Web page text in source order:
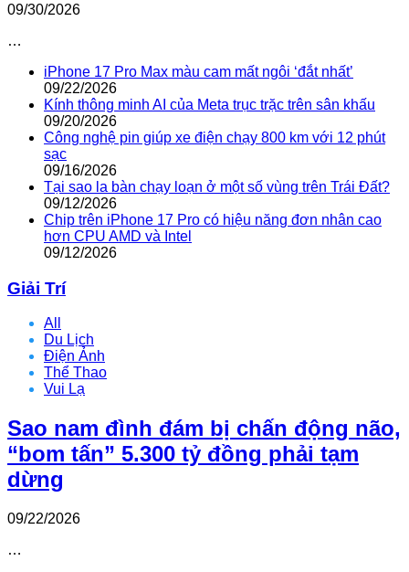
09/30/2026
…
iPhone 17 Pro Max màu cam mất ngôi ‘đắt nhất’
09/22/2026
Kính thông minh AI của Meta trục trặc trên sân khấu
09/20/2026
Công nghệ pin giúp xe điện chạy 800 km với 12 phút
sạc
09/16/2026
Tại sao la bàn chạy loạn ở một số vùng trên Trái Đất?
09/12/2026
Chip trên iPhone 17 Pro có hiệu năng đơn nhân cao
hơn CPU AMD và Intel
09/12/2026
Giải Trí
All
Du Lịch
Điện Ảnh
Thể Thao
Vui Lạ
Sao nam đình đám bị chấn động não,
“bom tấn” 5.300 tỷ đồng phải tạm
dừng
09/22/2026
…